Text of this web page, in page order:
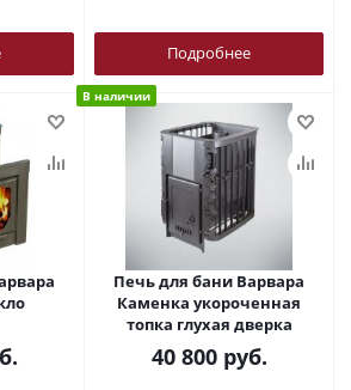
Подробнее
В наличии
Печь для бани Варвара
Каменка укороченная
топка глухая дверка
40 800руб.